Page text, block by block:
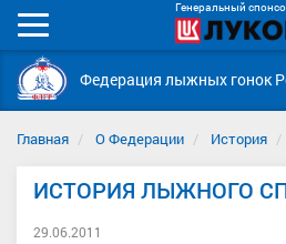
Генеральный
Мобильное
меню
Федерация лыжных гонок
Главная О Федерации История
ИСТОРИЯ ЛЫЖНОГО
29.06.2011